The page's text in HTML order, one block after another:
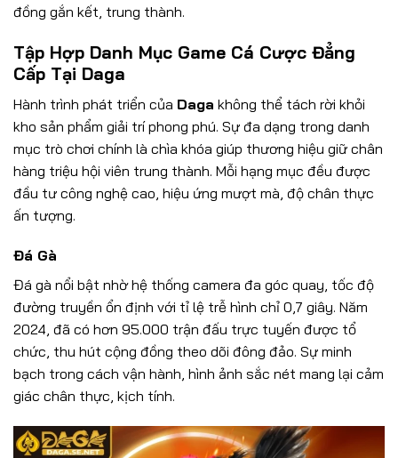
đồng gắn kết, trung thành.
Tập Hợp Danh Mục Game Cá Cược Đẳng
Cấp Tại Daga
Hành trình phát triển của Daga không thể tách rời khỏi
kho sản phẩm giải trí phong phú. Sự đa dạng trong danh
mục trò chơi chính là chìa khóa giúp thương hiệu giữ chân
hàng triệu hội viên trung thành. Mỗi hạng mục đều được
đầu tư công nghệ cao, hiệu ứng mượt mà, độ chân thực
ấn tượng.
Đá Gà
Đá gà nổi bật nhờ hệ thống camera đa góc quay, tốc độ
đường truyền ổn định với tỉ lệ trễ hình chỉ 0,7 giây. Năm
2024, đã có hơn 95.000 trận đấu trực tuyến được tổ
chức, thu hút cộng đồng theo dõi đông đảo. Sự minh
bạch trong cách vận hành, hình ảnh sắc nét mang lại cảm
giác chân thực, kịch tính.